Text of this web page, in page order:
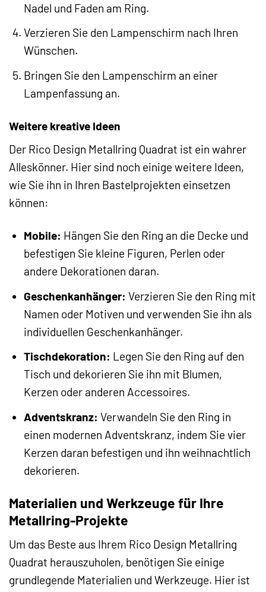
Nadel und Faden am Ring.
Verzieren Sie den Lampenschirm nach Ihren
Wünschen.
Bringen Sie den Lampenschirm an einer
Lampenfassung an.
Weitere kreative Ideen
Der Rico Design Metallring Quadrat ist ein wahrer
Alleskönner. Hier sind noch einige weitere Ideen,
wie Sie ihn in Ihren Bastelprojekten einsetzen
können:
Mobile: Hängen Sie den Ring an die Decke und
befestigen Sie kleine Figuren, Perlen oder
andere Dekorationen daran.
Geschenkanhänger: Verzieren Sie den Ring mit
Namen oder Motiven und verwenden Sie ihn als
individuellen Geschenkanhänger.
Tischdekoration: Legen Sie den Ring auf den
Tisch und dekorieren Sie ihn mit Blumen,
Kerzen oder anderen Accessoires.
Adventskranz: Verwandeln Sie den Ring in
einen modernen Adventskranz, indem Sie vier
Kerzen daran befestigen und ihn weihnachtlich
dekorieren.
Materialien und Werkzeuge für Ihre
Metallring-Projekte
Um das Beste aus Ihrem Rico Design Metallring
Quadrat herauszuholen, benötigen Sie einige
grundlegende Materialien und Werkzeuge. Hier ist